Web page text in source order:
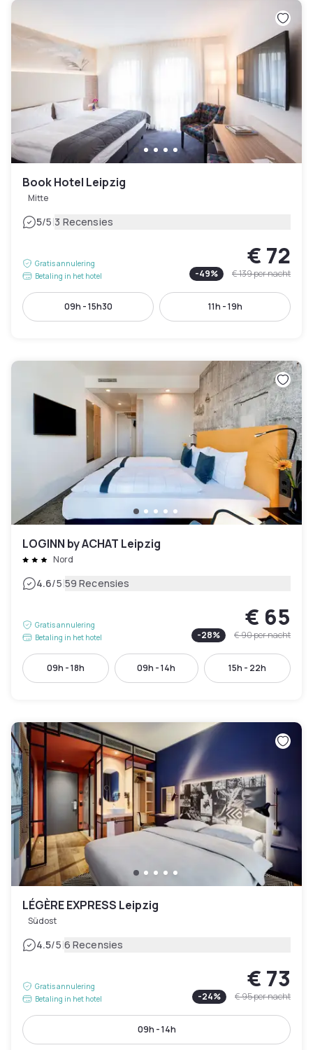
Book Hotel Leipzig
Mitte
5/5|3 Recensies
Gratis annulering
Betaling in het hotel
€ 72
-49% € 139per nacht
09h - 15h30 11h - 19h
LOGINN by ACHAT Leipzig
Nord
4.6/5|59 Recensies
Gratis annulering
Betaling in het hotel
€ 65
-28% € 90per nacht
09h - 18h 09h - 14h 15h - 22h
LÉGÈRE EXPRESS Leipzig
Südost
4.5/5|6 Recensies
Gratis annulering
Betaling in het hotel
€ 73
-24% € 95per nacht
09h - 14h